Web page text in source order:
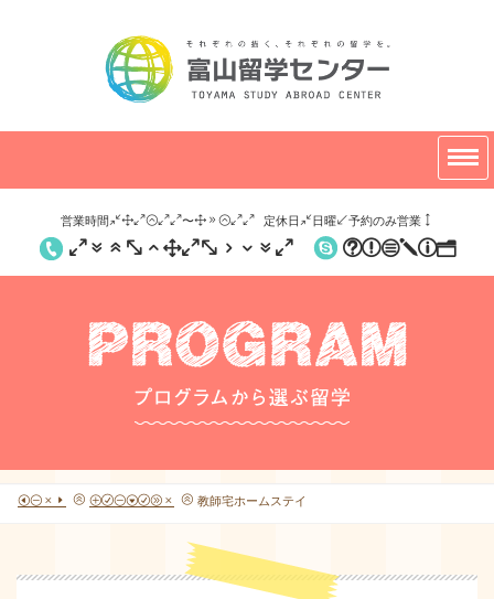
営業時間/10:00〜19:00 定休日/日曜(予約のみ営業)
076-210-5370 trcjpn
HOME PROGRAM 教師宅ホームステイ